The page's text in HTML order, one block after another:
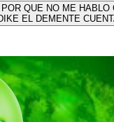
QUE NO ME HABLO
EL DEMENTE